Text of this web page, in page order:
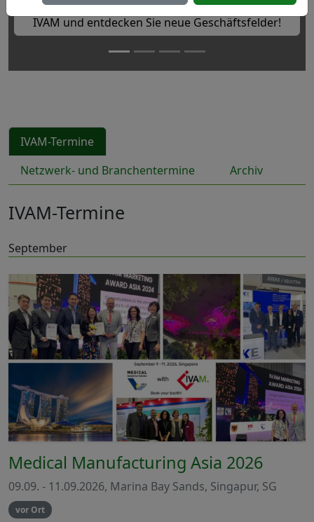
Werden Sie Teil der XPONENTIAL Europe 2027 mit
IVAM und entdecken Sie neue Geschäftsfelder!
IVAM-Termine
Netzwerk- und Branchentermine
Archiv
IVAM-Termine
September
Medical Manufacturing Asia 2026
09.09. - 11.09.2026, Marina Bay Sands, Singapur, SG
vor Ort